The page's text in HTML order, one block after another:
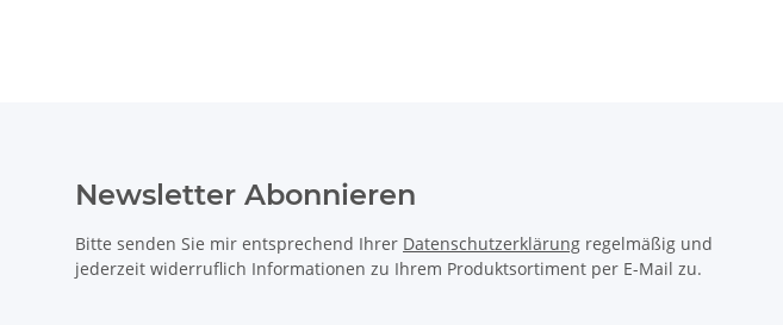
Newsletter Abonnieren
Bitte senden Sie mir entsprechend Ihrer Datenschutzerklärung regelmäßig und
jederzeit widerruflich Informationen zu Ihrem Produktsortiment per E-Mail zu.